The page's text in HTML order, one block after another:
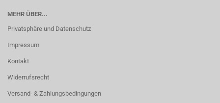
MEHR ÜBER...
Privatsphäre und Datenschutz
Impressum
Kontakt
Widerrufsrecht
Versand- & Zahlungsbedingungen